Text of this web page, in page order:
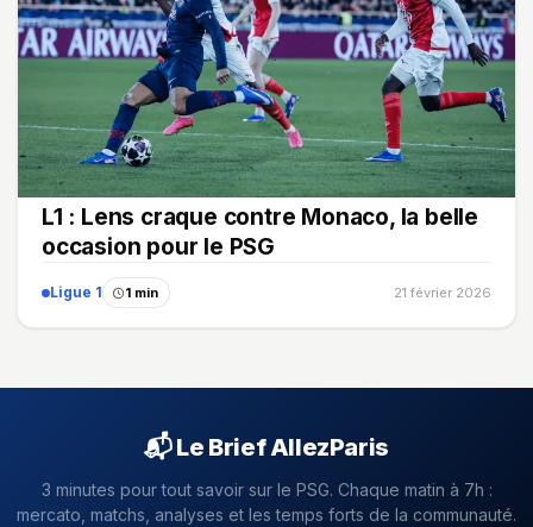
L1 : Lens craque contre Monaco, la belle
occasion pour le PSG
Ligue 1 1 min 21 février 2026
📬 Le Brief AllezParis
3 minutes pour tout savoir sur le PSG. Chaque matin à 7h :
mercato, matchs, analyses et les temps forts de la communauté.